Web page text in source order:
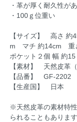
・革が厚く耐久性が
・100ｇ位重い
【サイズ】 高さ 約
m マチ 約14cm 重
ポケット２個 幅 約
【素材】 天然皮革（
【品番】 GF-2202
【生産国】 日本
※天然皮革の素材特
られることもあります